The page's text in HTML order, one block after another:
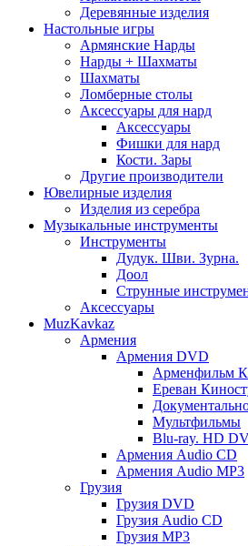
Деревянные изделия
Настольные игры
Армянские Нарды
Нарды + Шахматы
Шахматы
Ломберные столы
Аксессуары для нард
Аксессуары
Фишки для нард
Кости. Зары
Другие производители
Ювелирные изделия
Изделия из серебра
Музыкальные инструменты
Инструменты
Дудук. Шви. Зурна.
Доол
Струнные
Аксессуары
MuzKavkaz
Армения
Армения DVD
Арменфильм
Ереван
Мультфильмы
Blu-ray. HD
Армения Audio CD
Армения Audio MP3
Грузия
Грузия DVD
Грузия Audio CD
Грузия MP3